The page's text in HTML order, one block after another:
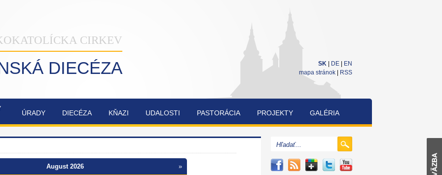
SK DE
EN
mapa stránok
RSS
CIRKEV
DIECÉZA
ÚRADY DIECÉZA KŇAZI UDALOSTI PASTORÁCIA PROJEKTY GALÉRIA
NAŠA
DIECÉZA
OBNOVA
NAJSVÄTEJŠEJ
TROJICE
SYNODA
CUKRÁRENSKÁ
SÚŤAŽ
»
August 2026